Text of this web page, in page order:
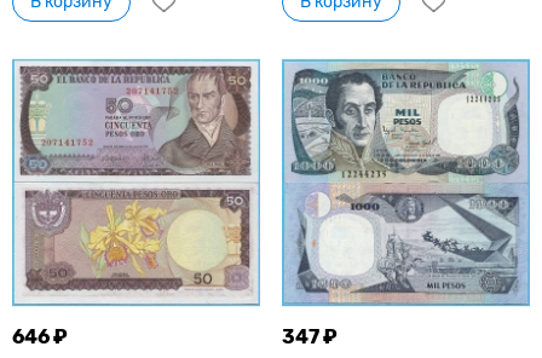
646 ₽ 347 ₽